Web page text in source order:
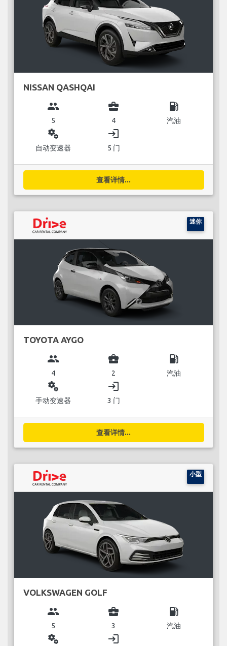
NISSAN QASHQAI
group
5
business_center
4
local_gas_station
汽油
miscellaneous_services
自动变速器
login
5 门
查看详情...
迷你
TOYOTA AYGO
group
4
business_center
2
local_gas_station
汽油
miscellaneous_services
手动变速器
login
3 门
查看详情...
小型
VOLKSWAGEN GOLF
group
5
business_center
3
local_gas_station
汽油
miscellaneous_services login